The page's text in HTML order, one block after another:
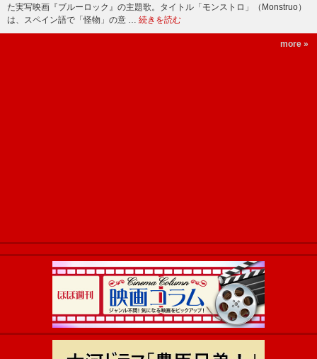
た実写映画『ブルーロック』の主題歌。タイトル「モンストロ」（Monstruo）
は、スペイン語で「怪物」の意 … 続きを読む
more »